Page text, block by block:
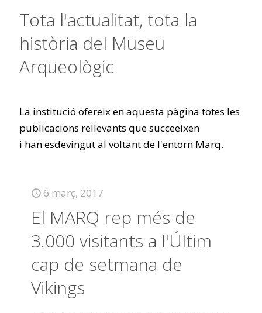
Tota l'actualitat, tota la
història del Museu
Arqueològic
La institució ofereix en aquesta pàgina totes les
publicacions rellevants que succeeixen
i han esdevingut al voltant de l'entorn Marq.
6 març, 2017
El MARQ rep més de
3.000 visitants a l'Últim
cap de setmana de
Vikings